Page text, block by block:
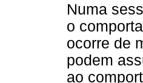
Numa
o
ocorre de
podem
ao